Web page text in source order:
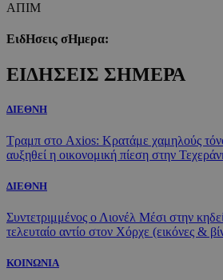
ΑΠΙΜ
ΕιδΗσεις σΗμερα:
ΕΙΔΗΣΕΙΣ ΣΗΜΕΡΑ
ΔΙΕΘΝΗ
Τραμπ στο Axios: Κρατάμε χαμηλούς
αυξηθεί η οικονομική πίεση στην
ΔΙΕΘΝΗ
Συντετριμμένος ο Λιονέλ Μέσι στην
τελευταίο αντίο στον Χόρχε (εικόνες &
ΚΟΙΝΩΝΙΑ